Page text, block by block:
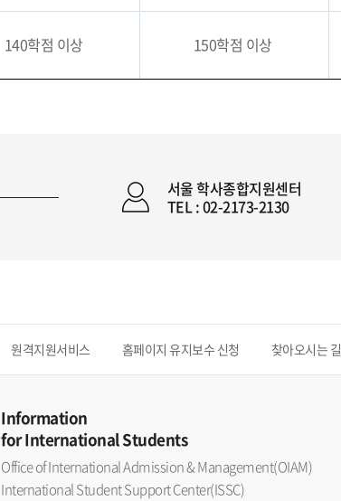
140학점 이상 150학점 이상
서울 학사종합지원센터
TEL : 02-2173-2130
원격지원서비스 홈페이지 유지보수 신청 찾아오시는 길
Information
for International Students
Office of International Admission & Management(OIAM)
International Student Support Center(ISSC)